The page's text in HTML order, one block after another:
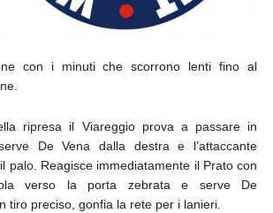
con i minuti che scorrono lenti fino al
ripresa il Viareggio prova a passare in
De Vena dalla destra e l’attaccante
palo. Reagisce immediatamente il Prato con
verso la porta zebrata e serve De
tiro preciso, gonfia la rete per i lanieri.